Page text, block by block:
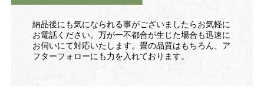
納品後にも気になられる事がございましたらお気軽に
お電話ください。万が一不都合が生じた場合も迅速に
お伺いにて対応いたします。畳の品質はもちろん、ア
フターフォローにも力を入れております。